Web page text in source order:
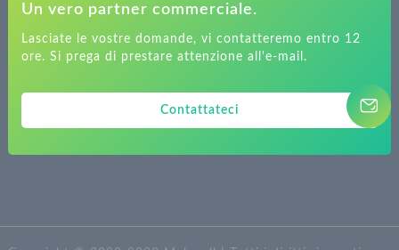
Un vero partner commerciale.
Lasciate le vostre domande, vi contatteremo entro 12
ore. Si prega di prestare attenzione all'e-mail.
Contattateci